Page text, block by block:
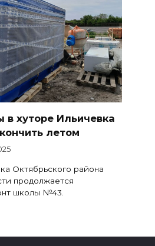
хуторе Ильичевка
летом
Октябрьского района
продолжается
школы №43.